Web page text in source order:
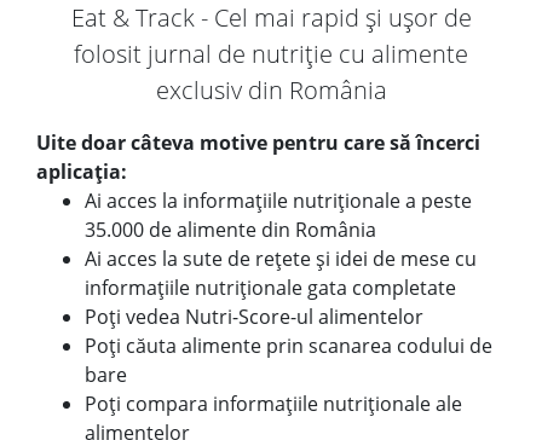
Eat & Track - Cel mai rapid și ușor de
folosit jurnal de nutriție cu alimente
exclusiv din România
Uite doar câteva motive pentru care să încerci
aplicația:
Ai acces la informațiile nutriționale a peste
35.000 de alimente din România
Ai acces la sute de rețete și idei de mese cu
informațiile nutriționale gata completate
Poți vedea Nutri-Score-ul alimentelor
Poți căuta alimente prin scanarea codului de
bare
Poți compara informațiile nutriționale ale
alimentelor